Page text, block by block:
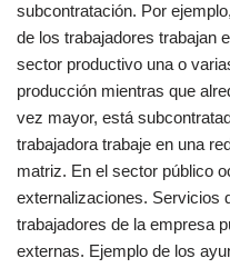
subcontratación. Por
de los trabajadores trabajan
sector productivo una o
producción mientras que
vez mayor, está
trabajadora trabaje en una
matriz. En el sector público
externalizaciones. Servicios
trabajadores de la empresa
externas. Ejemplo de los